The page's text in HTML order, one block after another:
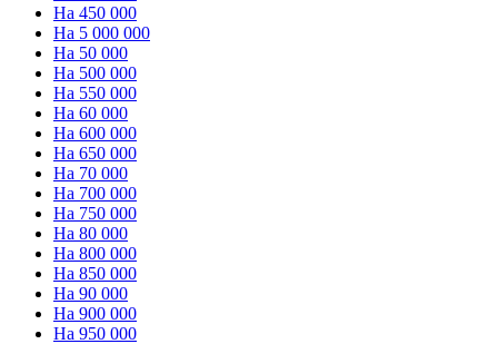
На 450 000
На 5 000 000
На 50 000
На 500 000
На 550 000
На 60 000
На 600 000
На 650 000
На 70 000
На 700 000
На 750 000
На 80 000
На 800 000
На 850 000
На 90 000
На 900 000
На 950 000